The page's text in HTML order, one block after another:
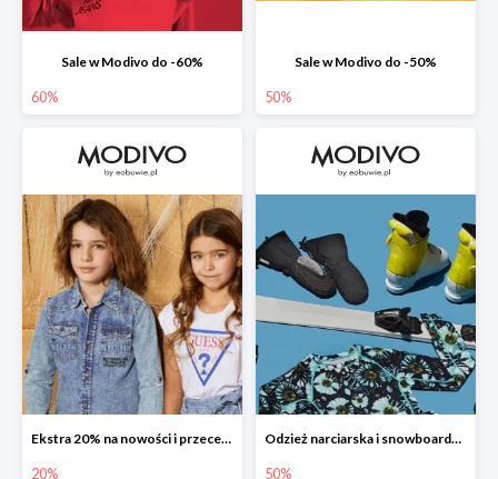
Sale w Modivo do -60%
60%
Sale w Modivo do -50%
50%
Ekstra 20% na nowości i przeceny
20%
Odzież narciarska i snowboardowa w Modivo do -50%
50%